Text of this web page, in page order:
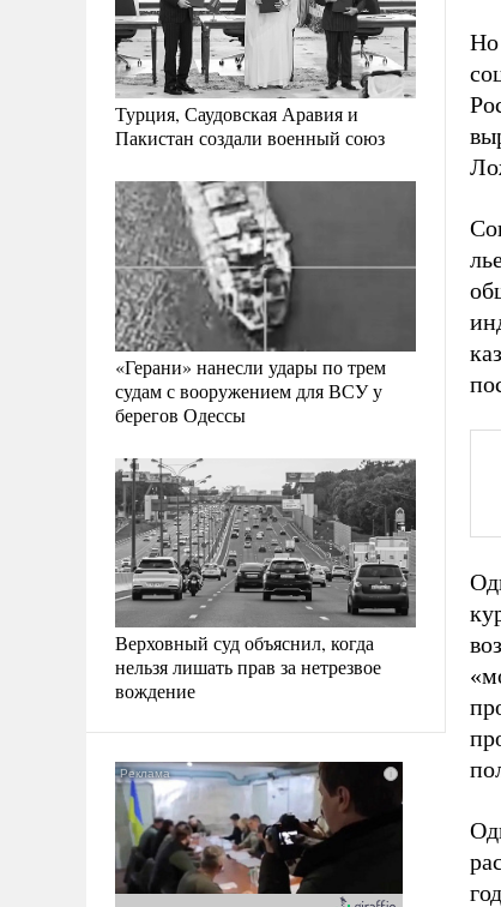
Турция, Саудовская Аравия и
Пакистан создали военный союз
«Герани» нанесли удары по трем
судам с вооружением для ВСУ у
берегов Одессы
Верховный суд объяснил, когда
нельзя лишать прав за нетрезвое
вождение
Но